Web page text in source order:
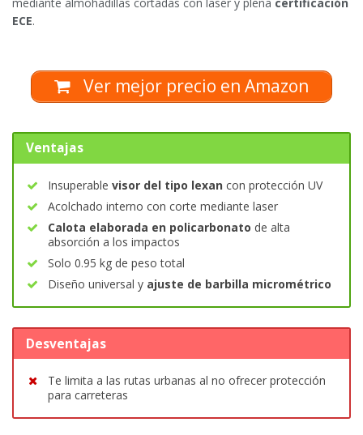
ECE.
Ver mejor precio en Amazon
Ventajas
Insuperable visor del tipo lexan con protección UV
Acolchado interno con corte mediante laser
Calota elaborada en policarbonato de alta
absorción a los impactos
Solo 0.95 kg de peso total
Diseño universal y ajuste de barbilla micrométrico
Desventajas
Te limita a las rutas urbanas al no ofrecer protección
para carreteras